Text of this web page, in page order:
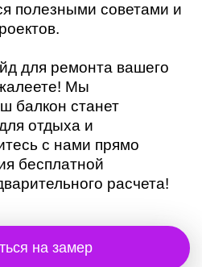
полезными советами и
для ремонта вашего
Мы
балкон станет
отдыха и
с нами прямо
бесплатной
расчета!
на замер